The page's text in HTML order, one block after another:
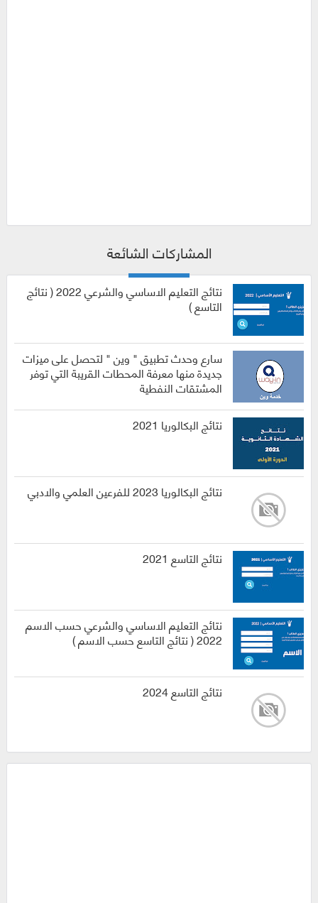
المشاركات الشائعة
نتائج التعليم الاساسي والشرعي 2022 ( نتائج
التاسع )
سارع وحدث تطبيق " وين " لتحصل على ميزات
جديدة منها معرفة المحطات القريبة التي توفر
المشتقات النفطية
نتائج البكالوريا 2021
نتائج البكالوريا 2023 للفرعين العلمي والادبي
نتائج التاسع 2021
نتائج التعليم الاساسي والشرعي حسب الاسم
2022 ( نتائج التاسع حسب الاسم )
نتائج التاسع 2024